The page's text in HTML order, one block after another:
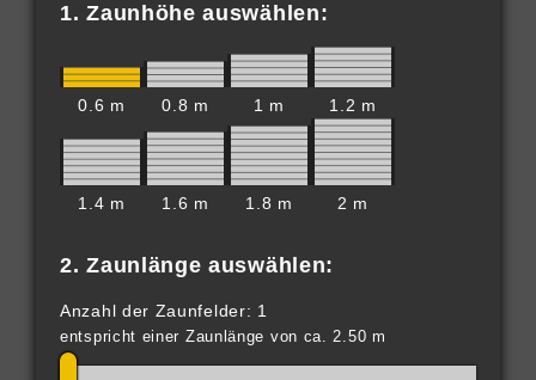
1. Zaunhöhe auswählen:
0.6 m 0.8 m 1 m 1.2 m
1.4 m 1.6 m 1.8 m 2 m
2. Zaunlänge auswählen:
Anzahl der Zaunfelder: 1
entspricht einer Zaunlänge von ca. 2.50 m